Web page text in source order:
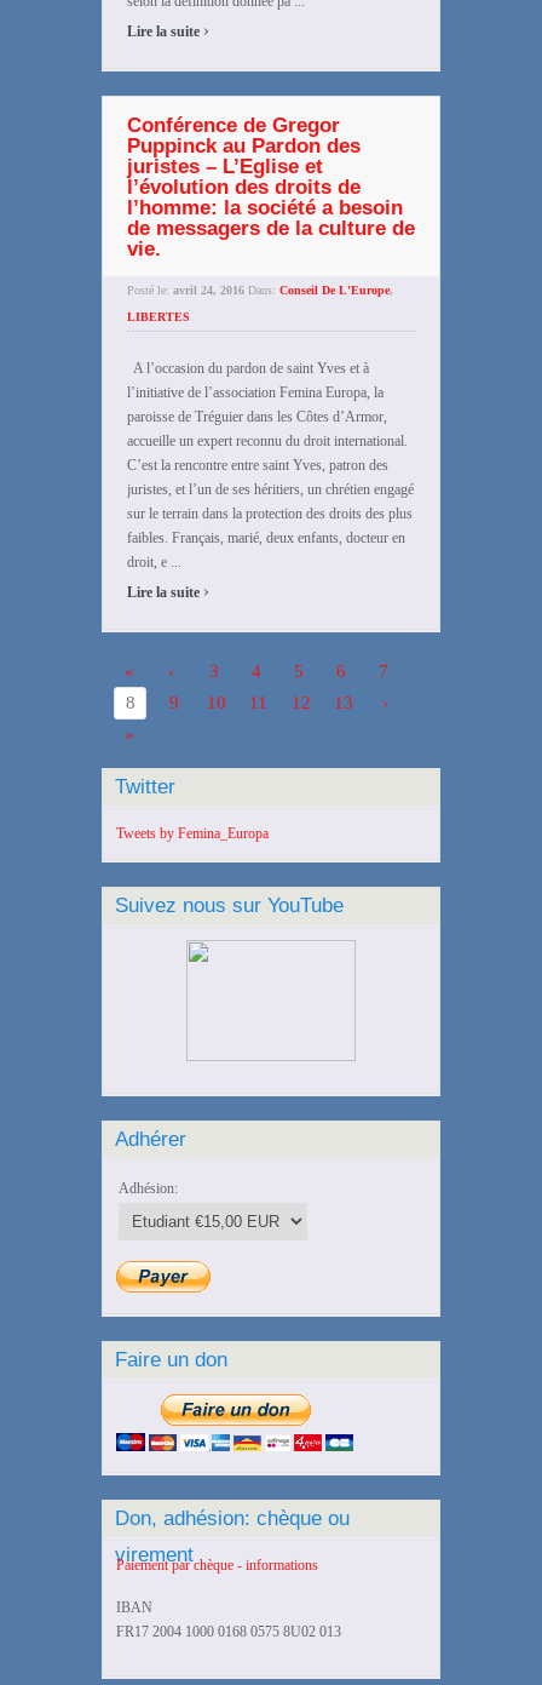
Lire la suite ›
Conférence de Gregor
Puppinck au Pardon des
juristes – L’Eglise et
l’évolution des droits de
l’homme: la société a besoin
de messagers de la culture de
vie.
Posté le: avril 24, 2016 Dans: Conseil De L'Europe,
LIBERTES
A l’occasion du pardon de saint Yves et à
l’initiative de l’association Femina Europa, la
paroisse de Tréguier dans les Côtes d’Armor,
accueille un expert reconnu du droit international.
C’est la rencontre entre saint Yves, patron des
juristes, et l’un de ses héritiers, un chrétien engagé
sur le terrain dans la protection des droits des plus
faibles. Français, marié, deux enfants, docteur en
droit, e ...
Lire la suite ›
« ‹ 3 4 5 6
7
8
9 10 11 12 13
›
»
Twitter
Tweets by Femina_Europa
Suivez nous sur YouTube
Adhérer
Adhésion:
Faire un don
Don, adhésion: chèque ou
virement
Paiement par chèque - informations
IBAN
FR17 2004 1000 0168 0575 8U02 013